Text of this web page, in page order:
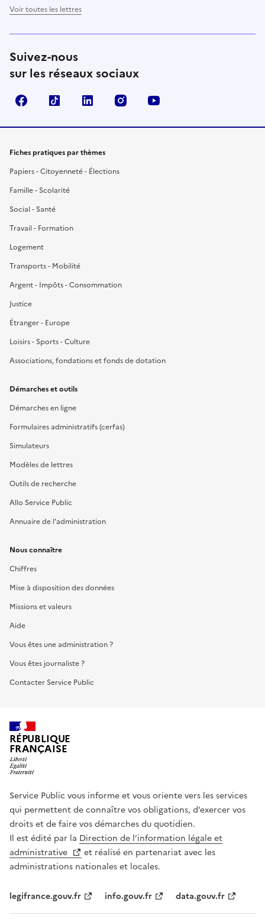
Voir toutes les lettres
Suivez-nous
sur les réseaux sociaux
FacebookTikTok LinkedIn Instagram
Fiches pratiques par thèmes
Papiers - Citoyenneté - Élections
Famille - Scolarité
Social - Santé
Travail - Formation
Logement
Transports - Mobilité
Argent - Impôts - Consommation
Justice
Étranger - Europe
Loisirs - Sports - Culture
Associations, fondations et fonds de dotation
Démarches et outils
Démarches en ligne
Formulaires administratifs (cerfas)
Simulateurs
Modèles de lettres
Outils de recherche
Allo Service Public
Annuaire de l'administration
Nous connaître
Chiffres
Mise à disposition des données
Missions et valeurs
Aide
Vous êtes une administration ?
Vous êtes journaliste ?
Contacter Service Public
RÉPUBLIQUE
FRANÇAISE
Service Public vous informe et vous oriente vers les services
qui permettent de connaître vos obligations, d’exercer vos
droits et de faire vos démarches du quotidien.
Il est édité par la Direction de l’information légale et
administrative
et réalisé en partenariat avec les
administrations nationales et locales.
legifrance.gouv.fr info.gouv.fr data.gouv.fr